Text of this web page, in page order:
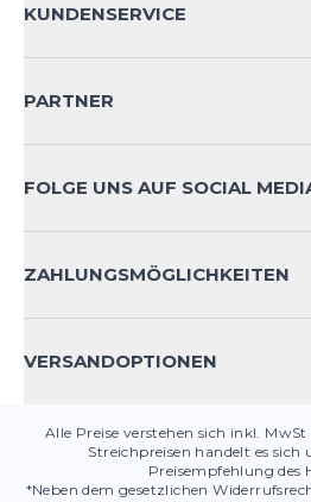
KUNDENSERVICE
KONTAKT
PRODUKTSICHERHEIT
PARTNER
FOLGE UNS AUF SOCIAL
ZAHLUNGSMÖGLICHKEITEN
VERSANDOPTIONEN
Alle Preise verstehen sich inkl.
Streichpreisen handelt es
Preisempfehlung des
*Neben dem gesetzlichen